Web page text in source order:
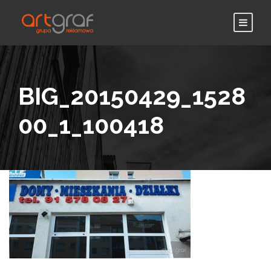
BIG_20150429_1528
00_1_100418